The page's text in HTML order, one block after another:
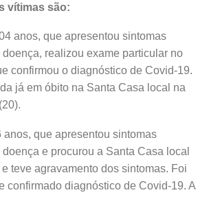
vítimas são:
anos, que apresentou sintomas
realizou exame particular no
confirmou o diagnóstico de Covid-19.
já em óbito na Santa Casa local na
anos, que apresentou sintomas
e procurou a Santa Casa local
teve agravamento dos sintomas. Foi
confirmado diagnóstico de Covid-19. A